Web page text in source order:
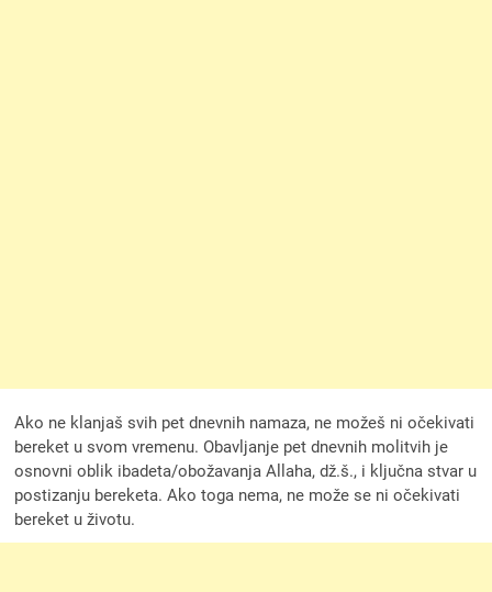
Ako ne klanjaš svih pet dnevnih namaza, ne možeš ni očekivati
bereket u svom vremenu. Obavljanje pet dnevnih molitvih je
osnovni oblik ibadeta/obožavanja Allaha, dž.š., i ključna stvar u
postizanju bereketa. Ako toga nema, ne može se ni očekivati
bereket u životu.